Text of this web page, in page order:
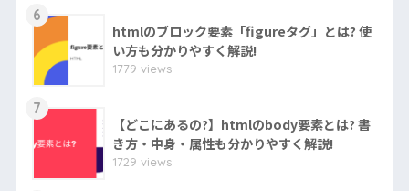
6
htmlのブロック要素「figureタグ」とは? 使
い方も分かりやすく解説!
1779 views
7
【どこにあるの?】htmlのbody要素とは? 書
き方・中身・属性も分かりやすく解説!
1729 views